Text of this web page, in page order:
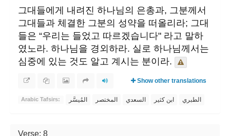
그대들에게 내려진 하나님의 은총과, 그분께서
그대들과 체결한 그분의 성약을 떠올리라; 그대
들은 “우리는 들었고 따르겠습니다" 라고 말하
였노라. 하나님을 경외하라. 실로 하나님께서는
심중에 있는 것도 알고 계시는 분이라.
Show other translations
Arabic Tafsirs: المُيسَّر المختصر السعدي ابن كثير الطبري
Verse: 8